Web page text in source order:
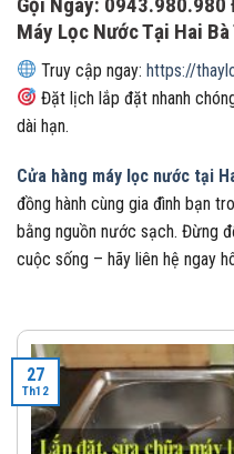
Máy Lọc Nước Tại Hai
Truy cập ngay:https://
Đặt lịch lắp đặt nhanh
dài hạn.
Cửa hàng máy lọc nước tại
đồng hành cùng gia đình bạn
bằng nguồn nước sạch. Đừng
cuộc sống – hãy liên hệ ngay
27
Th12